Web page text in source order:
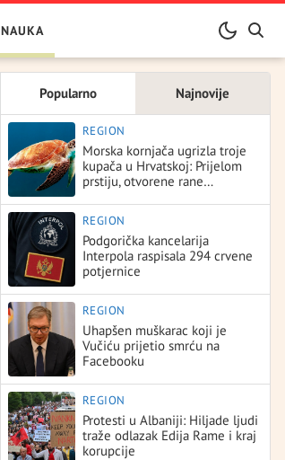
NAUKA
Popularno Najnovije
REGION
Morska kornjača ugrizla troje
kupača u Hrvatskoj: Prijelom
prstiju, otvorene rane…
REGION
Podgorička kancelarija
Interpola raspisala 294 crvene
potjernice
REGION
Uhapšen muškarac koji je
Vučiću prijetio smrću na
Facebooku
REGION
Protesti u Albaniji: Hiljade ljudi
traže odlazak Edija Rame i kraj
korupcije